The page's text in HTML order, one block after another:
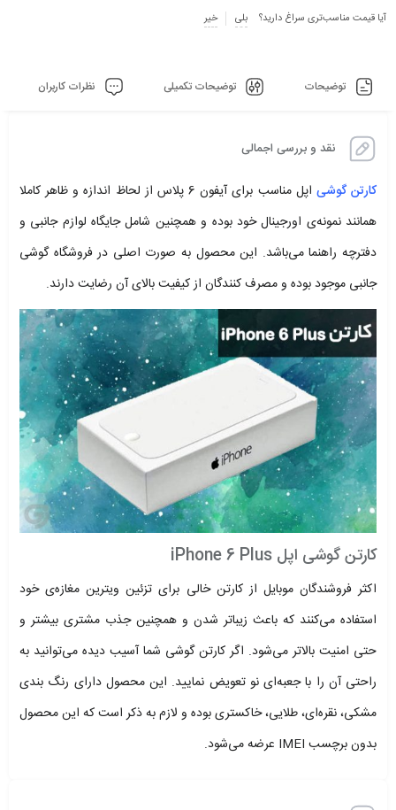
آیا قیمت مناسب‌تری سراغ دارید؟ بلی خیر
توضیحات توضیحات تکمیلی نظرات کاربران
نقد و بررسی اجمالی
کارتن گوشی
اپل مناسب برای آیفون 6 پلاس از لحاظ اندازه و ظاهر کاملا
همانند نمونه‌ی اورجینال خود بوده و همچنین شامل جایگاه لوازم جانبی و
دفترچه راهنما می‌باشد. این محصول به صورت اصلی در فروشگاه گوشی
جانبی موجود بوده و مصرف کنندگان از کیفیت بالای آن رضایت دارند.
کارتن گوشی اپل iPhone 6 Plus
اکثر فروشندگان موبایل از کارتن خالی برای تزئین ویترین مغازه‌ی خود
استفاده می‌کنند که باعث زیباتر شدن و همچنین جذب مشتری بیشتر و
حتی امنیت بالاتر می‌شود. اگر کارتن گوشی شما آسیب دیده می‌توانید به
راحتی آن را با جعبه‌ای نو تعویض نمایید. این محصول دارای رنگ بندی
مشکی، نقره‌ای، طلایی، خاکستری بوده و لازم به ذکر است که این محصول
بدون برچسب IMEI عرضه می‌شود.